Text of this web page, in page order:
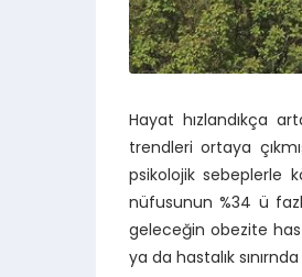
Hayat hızlandıkça
trendleri ortaya
psikolojik sebeplerle
nüfusunun %34 ü
geleceğin obezite
ya da hastalık